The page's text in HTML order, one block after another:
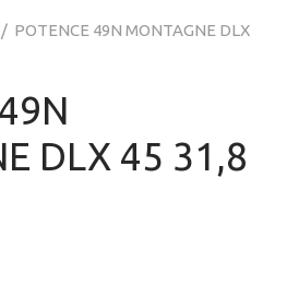
/ POTENCE 49N MONTAGNE DLX
DLX 45 31,8